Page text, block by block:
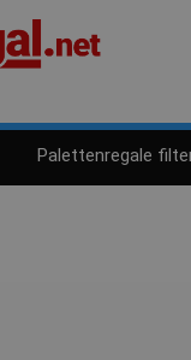
Palettenregale